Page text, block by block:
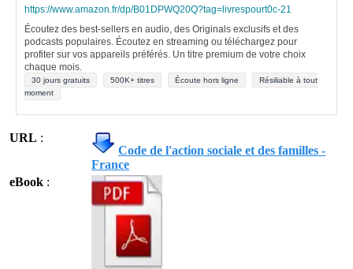
https://www.amazon.fr/dp/B01DPWQ20Q?tag=livrespourt0c-21
Écoutez des best-sellers en audio, des Originals exclusifs et des
podcasts populaires. Écoutez en streaming ou téléchargez pour
profiter sur vos appareils préférés. Un titre premium de votre choix
chaque mois.
30 jours gratuits 500K+ titres Écoute hors ligne
Résiliable à tout
moment
URL :
Code de l'action sociale et des familles -
France
eBook :